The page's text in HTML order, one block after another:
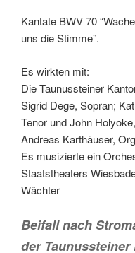
Kantate BWV 70
uns die Stimme”.
Es wirkten mit:
Die Taunussteiner
Sigrid Dege, Sopran;
Tenor und John
Andreas Karthäuser,
Es musizierte ein
Staatstheaters
Wächter
Beifall nach
der